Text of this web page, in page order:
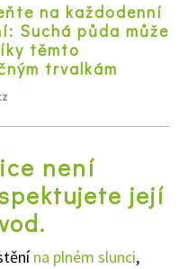
na každodenní
Suchá půda může
těmto
trvalkám
není
její
na plném slunci,